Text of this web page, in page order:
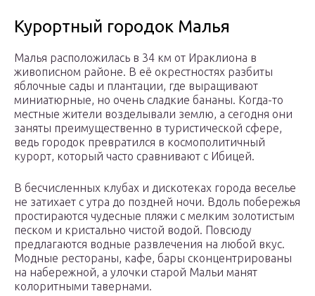
Курортный городок Малья
Малья расположилась в 34 км от Ираклиона в
живописном районе. В её окрестностях разбиты
яблочные сады и плантации, где выращивают
миниатюрные, но очень сладкие бананы. Когда-то
местные жители возделывали землю, а сегодня они
заняты преимущественно в туристической сфере,
ведь городок превратился в космополитичный
курорт, который часто сравнивают с Ибицей.
В бесчисленных клубах и дискотеках города веселье
не затихает с утра до поздней ночи. Вдоль побережья
простираются чудесные пляжи с мелким золотистым
песком и кристально чистой водой. Повсюду
предлагаются водные развлечения на любой вкус.
Модные рестораны, кафе, бары сконцентрированы
на набережной, а улочки старой Мальи манят
колоритными тавернами.